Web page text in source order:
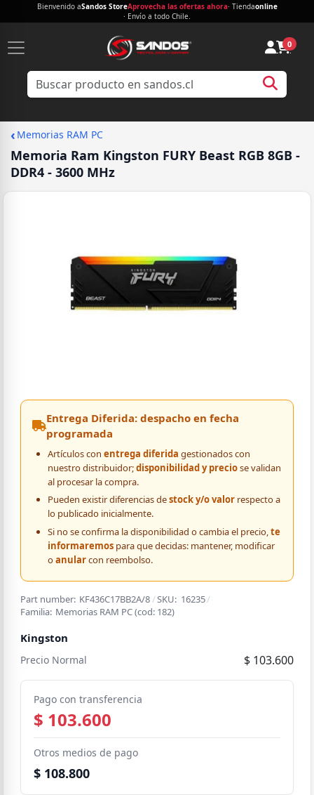
Bienvenido aSandos StoreAprovecha las ofertas ahora· Tiendaonline
· Envío a todo Chile.
0
‹ Memorias RAM PC
Memoria Ram Kingston FURY Beast RGB 8GB -
DDR4 - 3600 MHz
Entrega Diferida: despacho en fecha
programada
Artículos con entrega diferida gestionados con
nuestro distribuidor;disponibilidad y preciose validan
al procesar la compra.
Pueden existir diferencias destock y/o valorrespecto a
lo publicado inicialmente.
Si no se confirma la disponibilidad o cambia el precio,te
informaremospara que decidas: mantener, modificar
oanularcon reembolso.
Part number: KF436C17BB2A/8 /SKU: 16235/
Familia: Memorias RAM PC(cod: 182)
Kingston
Precio Normal $ 103.600
Pago con transferencia
$ 103.600
Otros medios de pago
$ 108.800